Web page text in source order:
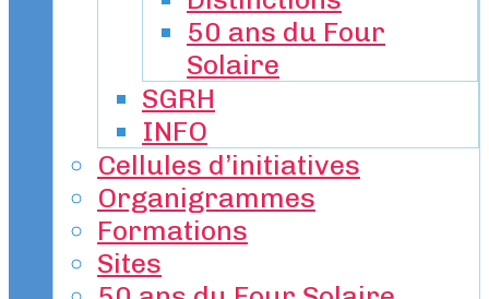
50 ans du Four
Solaire
SGRH
INFO
Cellules d’initiatives
Organigrammes
Formations
Sites